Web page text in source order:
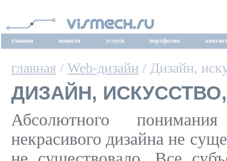
главная новости услуги портфолио
главная / Web-дизайн / Дизайн,
ДИЗАЙН,
Абсолютного
некрасивого дизайна не